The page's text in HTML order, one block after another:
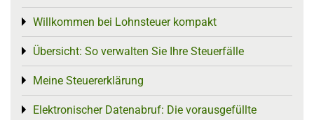
Willkommen bei Lohnsteuer kompakt
Toggle menu
Übersicht: So verwalten Sie Ihre Steuerfälle
Toggle menu
Meine Steuererklärung
Toggle menu
Elektronischer Datenabruf: Die vorausgefüllte
Toggle menu